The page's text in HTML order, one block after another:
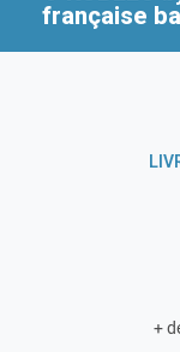
française
+